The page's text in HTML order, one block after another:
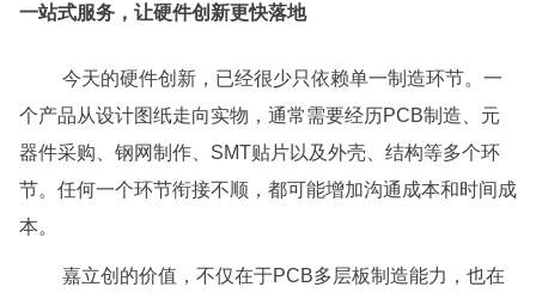
一站式服务，让硬件创新更快落地
今天的硬件创新，已经很少只依赖单一制造环节。一
个产品从设计图纸走向实物，通常需要经历PCB制造、元
器件采购、钢网制作、SMT贴片以及外壳、结构等多个环
节。任何一个环节衔接不顺，都可能增加沟通成本和时间成
本。
嘉立创的价值，不仅在于PCB多层板制造能力，也在